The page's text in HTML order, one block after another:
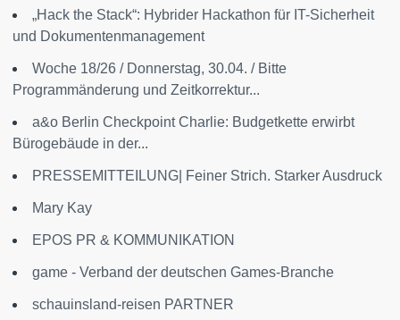
„Hack the Stack“: Hybrider Hackathon für IT-Sicherheit
und Dokumentenmanagement
Woche 18/26 / Donnerstag, 30.04. / Bitte
Programmänderung und Zeitkorrektur...
a&o Berlin Checkpoint Charlie: Budgetkette erwirbt
Bürogebäude in der...
PRESSEMITTEILUNG| Feiner Strich. Starker Ausdruck
Mary Kay
EPOS PR & KOMMUNIKATION
game - Verband der deutschen Games-Branche
schauinsland-reisen PARTNER